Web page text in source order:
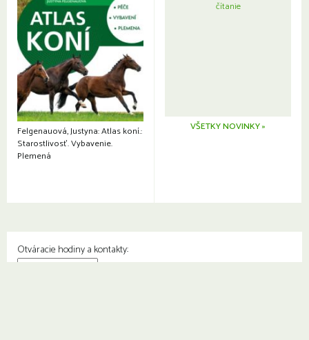
Felgenauová, Justyna: Atlas koní.:
Starostlivosť. Vybavenie.
Plemená
čítanie
VŠETKY NOVINKY »
Otváracie hodiny a kontakty: